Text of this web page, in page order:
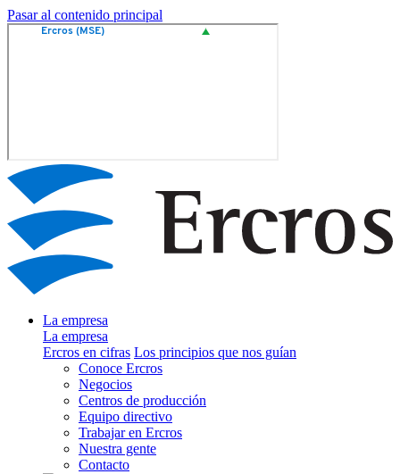
Pasar al contenido principal
La empresa
La empresa
Ercros en cifras Los principios que nos guían
Conoce Ercros
Negocios
Centros de producción
Equipo directivo
Trabajar en Ercros
Nuestra gente
Contacto